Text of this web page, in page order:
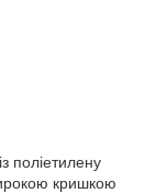
поліетилену
кришкою